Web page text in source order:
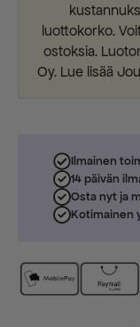
luottokorko.
ostoksia.
Oy. Lue lisää
Ilmainen
14 päivän
Osta nyt ja
Kotimainen